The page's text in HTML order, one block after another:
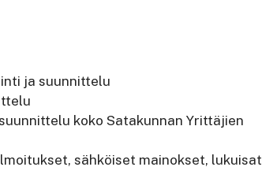
ja suunnittelu
koko Satakunnan Yrittäjien
sähköiset mainokset, lukuisat